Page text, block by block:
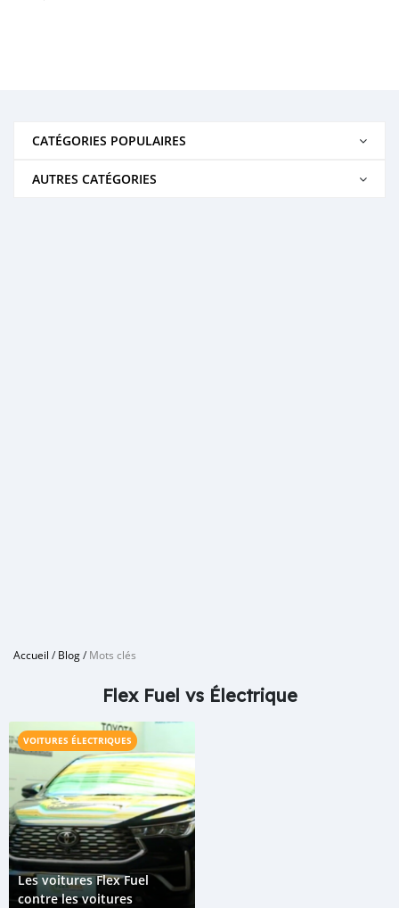
CATÉGORIES POPULAIRES
AUTRES CATÉGORIES
Accueil /Blog/Mots clés
Flex Fuel vs Électrique
VOITURES ÉLECTRIQUES
Les voitures Flex Fuel
contre les voitures